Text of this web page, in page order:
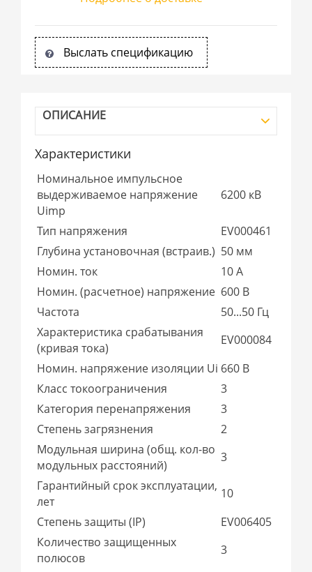
Выслать спецификацию
ОПИСАНИЕ
Характеристики
Номинальное импульсное
выдерживаемое напряжение
Uimp
6200 кВ
Тип напряжения
EV000461
Глубина установочная (встраив.) 50 мм
Номин. ток
10 А
Номин. (расчетное) напряжение 600 В
Частота
50...50 Гц
Характеристика срабатывания
(кривая тока)
EV000084
Номин. напряжение изоляции Ui 660 В
Класс токоограничения
3
Категория перенапряжения
3
Степень загрязнения
2
Модульная ширина (общ. кол-во
модульных расстояний)
3
Гарантийный срок эксплуатации,
лет
10
Степень защиты (IP)
EV006405
Количество защищенных
полюсов
3